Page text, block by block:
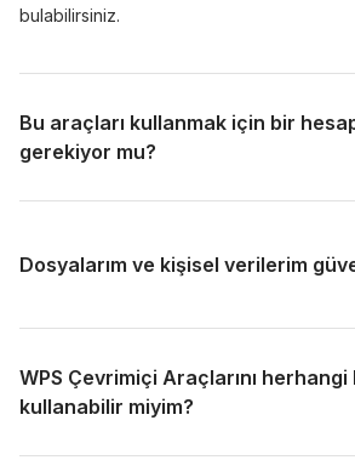
bulabilirsiniz.
Bu araçları kullanmak için bir
gerekiyor mu?
Dosyalarım ve kişisel verilerim
WPS Çevrimiçi Araçlarını
kullanabilir miyim?